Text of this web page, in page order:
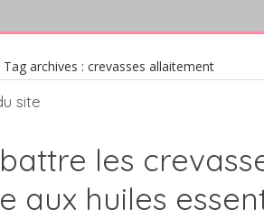
Tag archives : crevasses allaitement
site
les
aux huiles